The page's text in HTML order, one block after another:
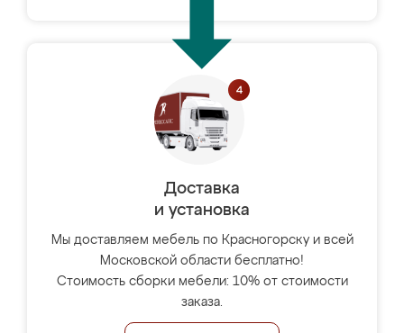
Доставка
и установка
Мы доставляем мебель по Красногорску и всей
Московской области бесплатно!
Стоимость сборки мебели: 10% от стоимости
заказа.